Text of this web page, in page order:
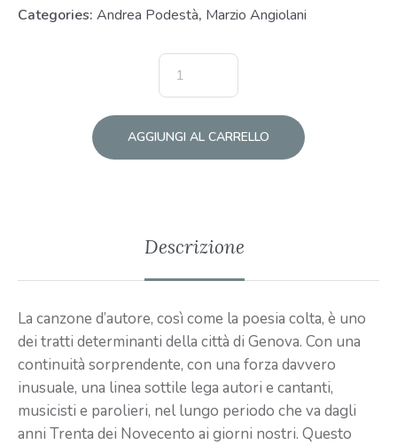
Categories: Andrea Podestà, Marzio Angiolani
AGGIUNGI AL CARRELLO
Descrizione
La canzone d’autore, così come la poesia colta, è uno
dei tratti determinanti della città di Genova. Con una
continuità sorprendente, con una forza davvero
inusuale, una linea sottile lega autori e cantanti,
musicisti e parolieri, nel lungo periodo che va dagli
anni Trenta dei Novecento ai giorni nostri. Questo